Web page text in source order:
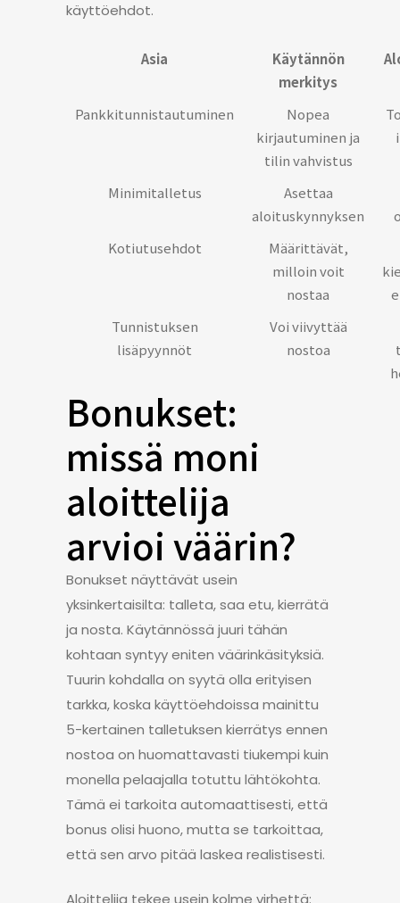
käyttöehdot.
Asia
Käytännön
merkitys
Pankkitunnistautuminen
Nopea
kirjautuminen ja
tilin vahvistus
Minimitalletus
Asettaa
aloituskynnyksen
Kotiutusehdot
Määrittävät,
milloin voit
nostaa
Tunnistuksen
lisäpyynnöt
Voi viivyttää
nostoa
Bonukset:
missä moni
aloittelija
arvioi väärin?
Bonukset näyttävät usein
yksinkertaisilta: talleta, saa etu, kierrätä
ja nosta. Käytännössä juuri tähän
kohtaan syntyy eniten väärinkäsityksiä.
Tuurin kohdalla on syytä olla erityisen
tarkka, koska käyttöehdoissa mainittu
5-kertainen talletuksen kierrätys ennen
nostoa on huomattavasti tiukempi kuin
monella pelaajalla totuttu lähtökohta.
Tämä ei tarkoita automaattisesti, että
bonus olisi huono, mutta se tarkoittaa,
että sen arvo pitää laskea realistisesti.
Aloittelija tekee usein kolme virhettä: